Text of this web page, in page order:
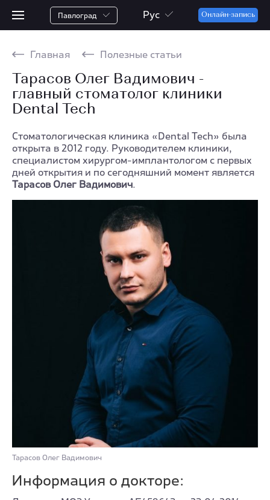
Павлоград Рус Онлайн-запись
Главная Полезные статьи
Тарасов Олег Вадимович -
главный стоматолог клиники
Dental Tech
Стоматологическая клиника «Dental Tech» была
открыта в 2012 году. Руководителем клиники,
специалистом хирургом-имплантологом с первых
дней открытия и по сегодняшний момент является
Тарасов Олег Вадимович.
Тарасов Олег Вадимович
Информация о докторе: